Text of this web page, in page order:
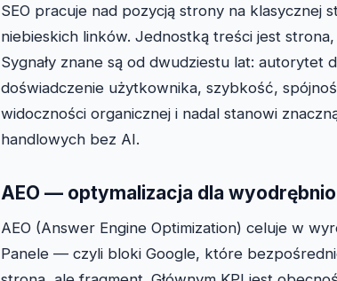
SEO pracuje nad pozycją strony na klasycznej
niebieskich linków. Jednostką treści jest
Sygnały znane są od dwudziestu lat: autorytet
doświadczenie użytkownika, szybkość,
widoczności organicznej i nadal stanowi
handlowych bez AI.
AEO — optymalizacja dla
AEO (Answer Engine Optimization) celuje w
Panele — czyli bloki Google, które